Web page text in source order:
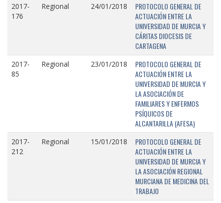
2017-
176
Regional 24/01/2018
PROTOCOLO GENERAL DE
ACTUACIÓN ENTRE LA
UNIVERSIDAD DE MURCIA Y
CÁRITAS DIOCESIS DE
CARTAGENA
2017-
85
Regional 23/01/2018
PROTOCOLO GENERAL DE
ACTUACIÓN ENTRE LA
UNIVERSIDAD DE MURCIA Y
LA ASOCIACIÓN DE
FAMILIARES Y ENFERMOS
PSÍQUICOS DE
ALCANTARILLA (AFESA)
2017-
212
Regional 15/01/2018
PROTOCOLO GENERAL DE
ACTUACIÓN ENTRE LA
UNIVERSIDAD DE MURCIA Y
LA ASOCIACIÓN REGIONAL
MURCIANA DE MEDICINA DEL
TRABAJO